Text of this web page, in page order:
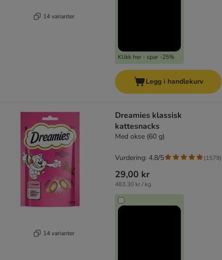
14 varianter
Klikk her - spar -25%
Legg i handlekurv
14 varianter
Dreamies klassisk
kattesnacks
Med okse (60 g)
29,00 kr
483,30 kr / kg
Vurdering: 4.8/5 (1579)